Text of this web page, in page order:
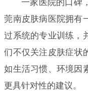
一家医院的口碑
莞南皮肤病医院拥有
过系统的专业训练，
们不仅关注皮肤症
如生活习惯、环境因
更具针对性的建议。